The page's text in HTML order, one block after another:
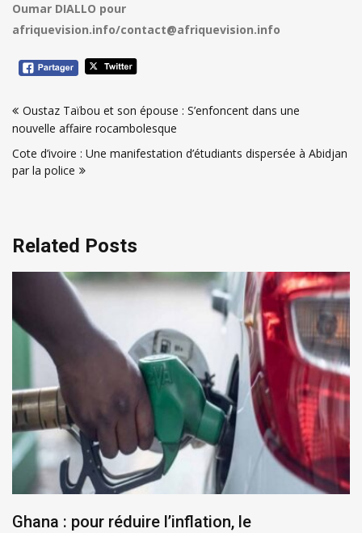
Oumar DIALLO pour
afriquevision.info/contact@afriquevision.info
de
l’article
Oustaz Taïbou et son épouse : S’enfoncent dans une
nouvelle affaire rocambolesque
Cote d’ivoire : Une manifestation d’étudiants dispersée à Abidjan
par la police
Related Posts
Ghana : pour réduire l’inflation, le